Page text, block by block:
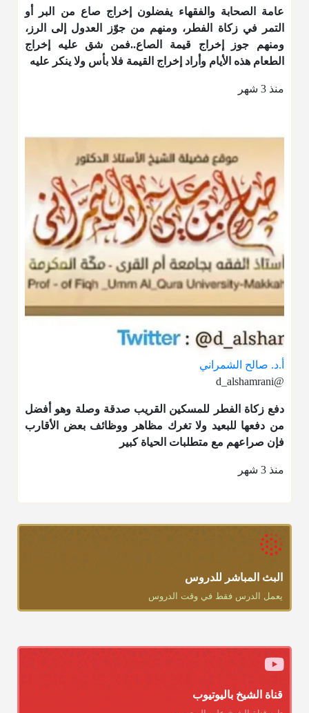
عامة الصحابة والفقهاء يفضلون إخراج صاع من البر أو
التمر في زكاة الفطر، ومنهم من جوّز العدول إلى الرز،
ومنهم جوز إخراج قيمة الصاع..فمن شق عليه إخراج
الطعام هذه الأيام وأراد إخراج القيمة فلا بأس ولا ينكر عليه
منذ 3 شهر
أ.د. صالح الشمراني
@d_alshamrani
دفعزكاة الفطر
للمسكين القريب صدقة وصلة وهو أفضل
من دفعها للبعيد ولا تغرك مظاهر ووظائف بعض الأقارب
فإن صراعهم مع متطلبات الحياة كبير
منذ 3 شهر
البث المباشر للدروس
يعمل الدرس فقط في وقت الدروس
قناة الشيخ باليوتيوب